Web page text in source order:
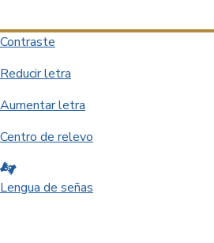
Contraste
Reducir letra
Aumentar letra
Centro de relevo
Lengua de señas